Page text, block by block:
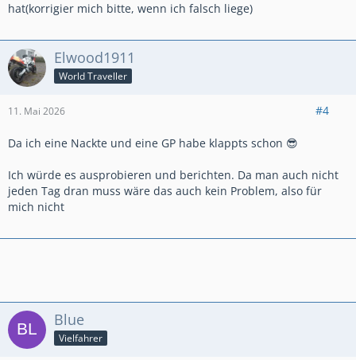
hat(korrigier mich bitte, wenn ich falsch liege)
Elwood1911
World Traveller
11. Mai 2026 #4
Da ich eine Nackte und eine GP habe klappts schon 😎
Ich würde es ausprobieren und berichten. Da man auch nicht
jeden Tag dran muss wäre das auch kein Problem, also für
mich nicht
Blue
Vielfahrer